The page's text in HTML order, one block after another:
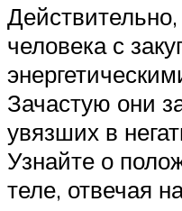
Действительно,
человека с
Зачастую они
увязших в
Узнайте о
теле, отвечая